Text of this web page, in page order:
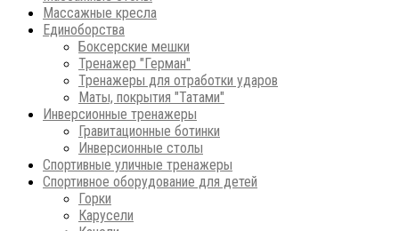
Массажные кресла
Единоборства
Боксерские мешки
Тренажер "Герман"
Тренажеры для отработки ударов
Маты, покрытия "Татами"
Инверсионные тренажеры
Гравитационные ботинки
Инверсионные столы
Спортивные уличные тренажеры
Спортивное оборудование для детей
Горки
Карусели